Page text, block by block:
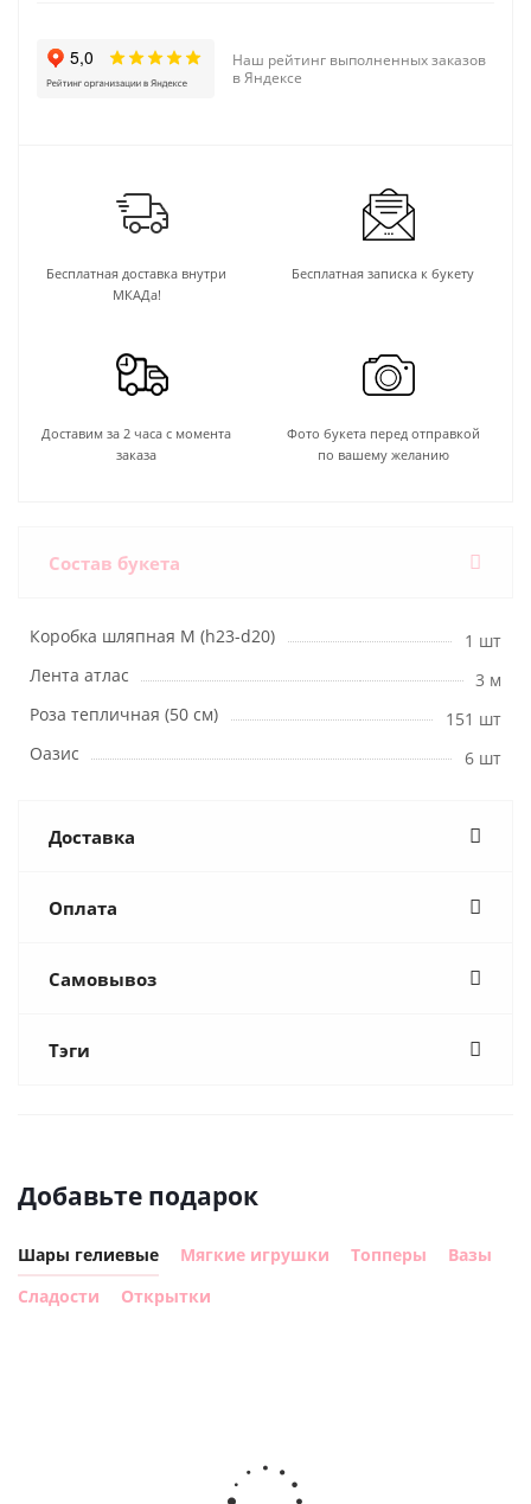
Наш рейтинг выполненных заказов
в Яндексе
Бесплатная доставка внутри
МКАДа!
Бесплатная записка к букету
Доставим за 2 часа с момента
заказа
Фото букета перед отправкой
по вашему желанию
Состав букета
Коробка шляпная M (h23-d20)
1 шт
Лента атлас
3 м
Роза тепличная (50 см)
151 шт
Оазис
6 шт
Доставка
Оплата
Самовывоз
Тэги
Добавьте подарок
Шары гелиевые Мягкие игрушки Топперы
Вазы
Сладости
Открытки